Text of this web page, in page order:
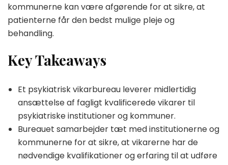
kommunerne kan være afgørende for at sikre, at
patienterne får den bedst mulige pleje og
behandling.
Key Takeaways
Et psykiatrisk vikarbureau leverer midlertidig
ansættelse af fagligt kvalificerede vikarer til
psykiatriske institutioner og kommuner.
Bureauet samarbejder tæt med institutionerne og
kommunerne for at sikre, at vikarerne har de
nødvendige kvalifikationer og erfaring til at udføre